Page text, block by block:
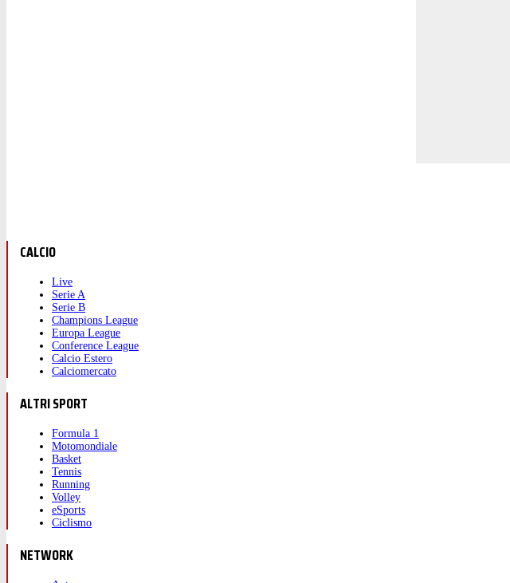
CALCIO
Live
Serie A
Serie B
Champions League
Europa League
Conference League
Calcio Estero
Calciomercato
ALTRI SPORT
Formula 1
Motomondiale
Basket
Tennis
Running
Volley
eSports
Ciclismo
NETWORK